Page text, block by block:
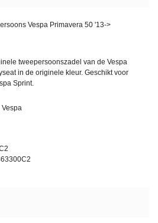
Vespa Primavera 50 '13->
tweepersoonszadel van de Vespa
in de originele kleur. Geschikt voor
Sprint.